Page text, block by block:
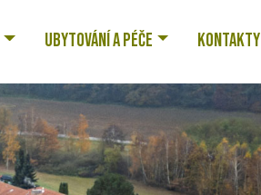
UBYTOVÁNÍ A PÉČE KONTAKTY